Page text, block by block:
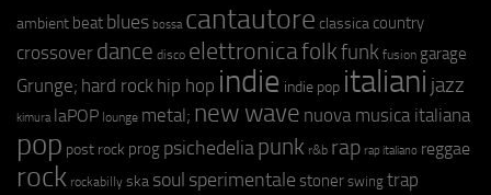
ambient beat blues bossa cantautore classica country
crossover dance disco elettronicafolkfunk fusion garage
Grunge; hard rock hip hop indie indie pop italiani jazz
kimura laPOP lounge metal; new wave nuova musica italiana
pop post rock prog psichedeliapunk r&b rap rap italiano reggae
rock rockabilly ska soul sperimentale stoner swing trap